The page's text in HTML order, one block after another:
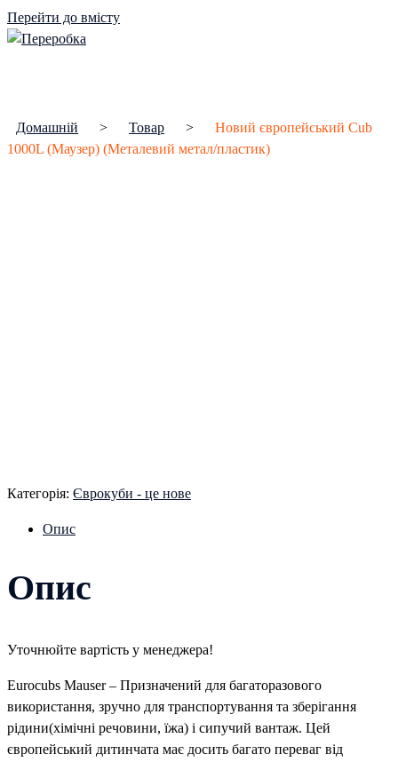
Перейти до вмісту
Домашній > Товар >
Новий європейський Cub
1000L (Маузер) (Металевий метал/пластик)
Категорія: Єврокуби - це нове
Опис
Опис
Уточнюйте вартість у менеджера!
Eurocubs Mauser – Призначений для багаторазового
використання, зручно для транспортування та зберігання
рідини(хімічні речовини, їжа) і сипучий вантаж. Цей
європейський дитинчата має досить багато переваг від